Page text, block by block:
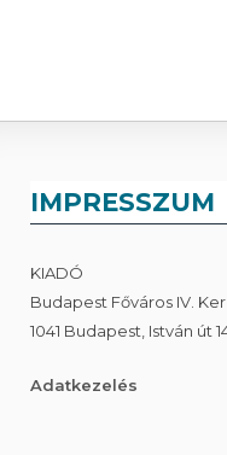
IMPRESSZUM
KIADÓ
Budapest Főváros IV.
1041 Budapest, István út
Adatkezelés